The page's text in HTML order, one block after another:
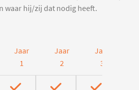
waar hij/zij dat nodig heeft.
Jaar
1
Jaar
2
Jaar
3